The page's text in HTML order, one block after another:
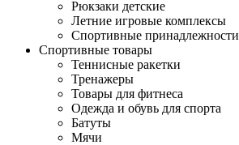
Рюкзаки детские
Летние игровые комплексы
Спортивные принадлежности
Спортивные товары
Теннисные ракетки
Тренажеры
Товары для фитнеса
Одежда и обувь для спорта
Батуты
Мячи